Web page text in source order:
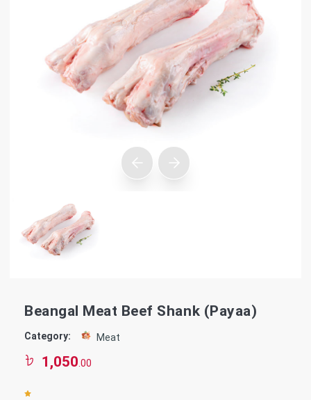
Beangal Meat Beef Shank (Payaa)
Category: Meat
1,050 .00